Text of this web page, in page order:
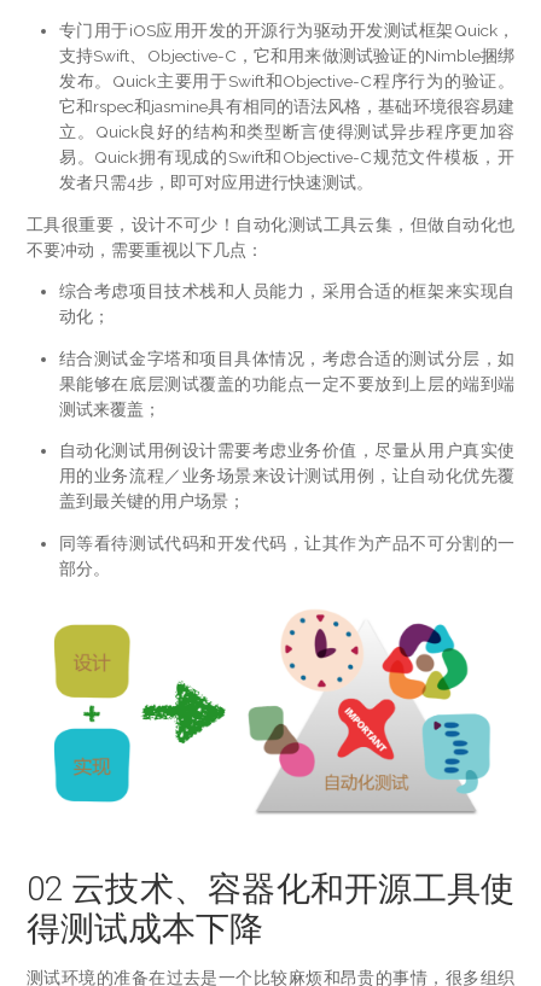
专门用于iOS应用开发的开源行为驱动开发测试框架Quick，
支持Swift、Objective-C，它和用来做测试验证的Nimble捆绑
发布。Quick主要用于Swift和Objective-C程序行为的验证。
它和rspec和jasmine具有相同的语法风格，基础环境很容易建
立。Quick良好的结构和类型断言使得测试异步程序更加容
易。Quick拥有现成的Swift和Objective-C规范文件模板，开
发者只需4步，即可对应用进行快速测试。
工具很重要，设计不可少！自动化测试工具云集，但做自动化也
不要冲动，需要重视以下几点：
综合考虑项目技术栈和人员能力，采用合适的框架来实现自
动化；
结合测试金字塔和项目具体情况，考虑合适的测试分层，如
果能够在底层测试覆盖的功能点一定不要放到上层的端到端
测试来覆盖；
自动化测试用例设计需要考虑业务价值，尽量从用户真实使
用的业务流程／业务场景来设计测试用例，让自动化优先覆
盖到最关键的用户场景；
同等看待测试代码和开发代码，让其作为产品不可分割的一
部分。
02 云技术、容器化和开源工具使
得测试成本下降
测试环境的准备在过去是一个比较麻烦和昂贵的事情，很多组织